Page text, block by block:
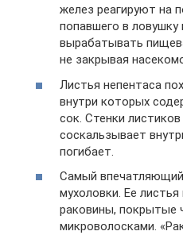
желез реагируют на
попавшего в ловушку
вырабатывать
не закрывая
Листья непентаса
внутри которых
сок. Стенки
соскальзывает
погибает.
Самый
мухоловки. Ее
раковины, покрытые
микроволосками.